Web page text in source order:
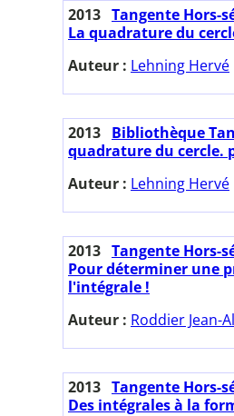
2013 Tangente Hors-
La quadrature du
Auteur : Lehning Hervé
2013 Bibliothèque
quadrature du cercle.
Auteur : Lehning Hervé
2013 Tangente Hors-
Pour déterminer une
l'intégrale !
Auteur : Roddier Jean-
2013 Tangente Hors-
Des intégrales à la